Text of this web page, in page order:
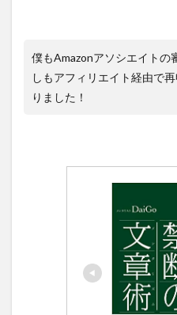
僕もAmazonアソシエイトの
しもアフィリエイト経由で
りました！